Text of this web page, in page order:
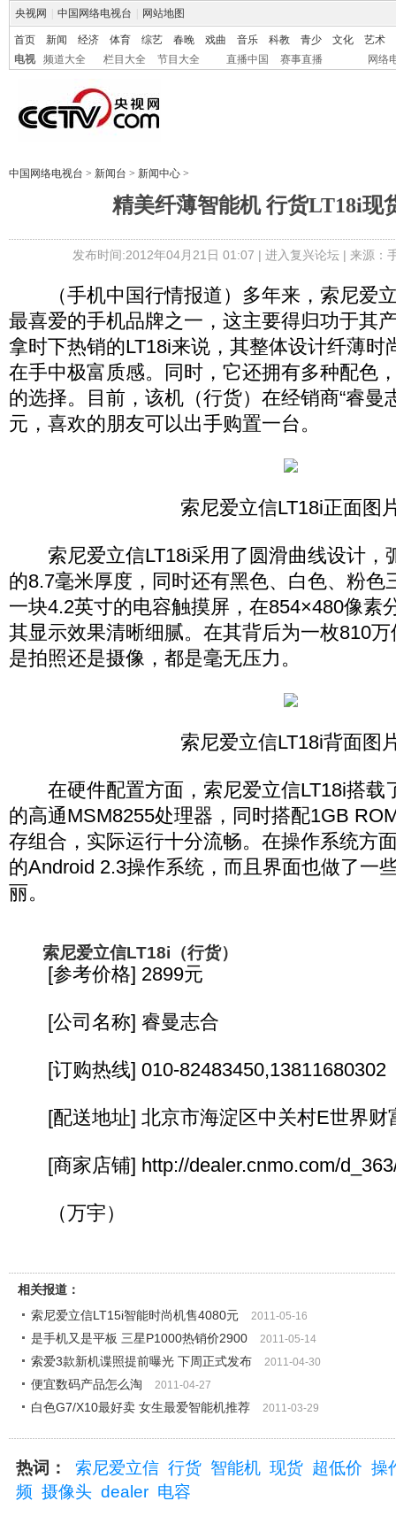
央视网 中国网络电视台 网站地图
首页 新闻 经济 体育 综艺 春晚 戏曲 音乐 科教 青少 文化
艺术
电视
频道大全 栏目大全 节目大全 直播中国 赛事直播 网络
中国网络电视台 > 新闻台 > 新闻中心 >
精美纤薄智能机 行货LT18i现
发布时间:2012年04月21日 01:07 | 进入复兴论坛| 来源：
（手机中国行情报道）多年来，索尼爱
最喜爱的手机品牌之一，这主要得归功于其
拿时下热销的LT18i来说，其整体设计纤薄时
在手中极富质感。同时，它还拥有多种配色
的选择。目前，该机（行货）在经销商“睿曼
元，喜欢的朋友可以出手购置一台。
索尼爱立信LT18i正面图
索尼爱立信LT18i采用了圆滑曲线设计，
的8.7毫米厚度，同时还有黑色、白色、粉色
一块4.2英寸的电容触摸屏，在854×480像素
其显示效果清晰细腻。在其背后为一枚810
是拍照还是摄像，都是毫无压力。
索尼爱立信LT18i背面图
在硬件配置方面，索尼爱立信LT18i搭载
的高通MSM8255处理器，同时搭配1GB
存组合，实际运行十分流畅。在操作系统方
的Android 2.3操作系统，而且界面也做了一
丽。
索尼爱立信LT18i（行货）
[参考价格] 2899元
[公司名称] 睿曼志合
[订购热线] 010-82483450,13811680302
[配送地址] 北京市海淀区中关村E世界财
[商家店铺] http://dealer.cnmo.com/
（万宇）
相关报道：
索尼爱立信LT15i智能时尚机售4080元
2011-05-16
是手机又是平板 三星P1000热销价2900 2011-05-14
索爱3款新机谍照提前曝光 下周正式发布 2011-04-30
便宜数码产品怎么淘 2011-04-27
白色G7/X10最好卖 女生最爱智能机推荐 2011-03-29
热词： 索尼爱立信 行货 智能机 现货 超低价 操
频 摄像头 dealer 电容